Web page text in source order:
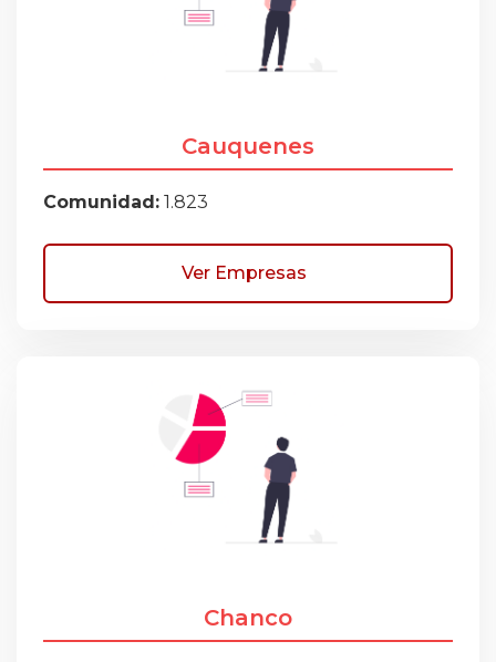
Cauquenes
Comunidad: 1.823
Ver Empresas
Chanco